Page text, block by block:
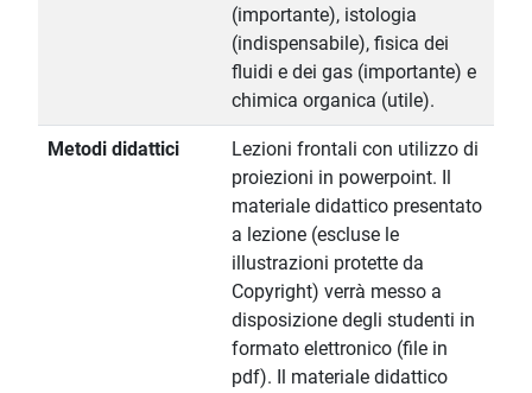
(importante), istologia
(indispensabile), fisica dei
fluidi e dei gas (importante) e
chimica organica (utile).
Metodi didattici
Lezioni frontali con utilizzo di
proiezioni in powerpoint. Il
materiale didattico presentato
a lezione (escluse le
illustrazioni protette da
Copyright) verrà messo a
disposizione degli studenti in
formato elettronico (file in
pdf). Il materiale didattico